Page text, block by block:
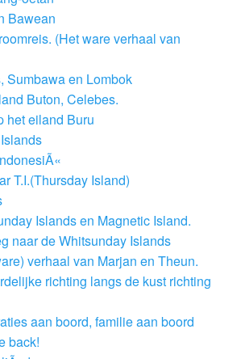
Bawean
(Het ware verhaal van
Sumbawa en Lombok
Buton, Celebes.
het eiland Buru
T.I.(Thursday Island)
Islands en Magnetic Island.
naar de Whitsunday Islands
verhaal van Marjan en Theun.
richting langs de kust richting
aan boord, familie aan boord
back!